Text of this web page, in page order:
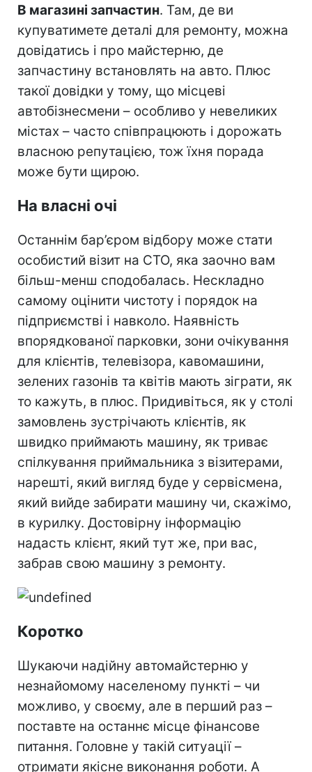
В магазині запчастин. Там, де ви
купуватимете деталі для ремонту, можна
довідатись і про майстерню, де
запчастину встановлять на авто. Плюс
такої довідки у тому, що місцеві
автобізнесмени – особливо у невеликих
містах – часто співпрацюють і дорожать
власною репутацією, тож їхня порада
може бути щирою.
На власні очі
Останнім бар’єром відбору може стати
особистий візит на СТО, яка заочно вам
більш-менш сподобалась. Нескладно
самому оцінити чистоту і порядок на
підприємстві і навколо. Наявність
впорядкованої парковки, зони очікування
для клієнтів, телевізора, кавомашини,
зелених газонів та квітів мають зіграти, як
то кажуть, в плюс. Придивіться, як у столі
замовлень зустрічають клієнтів, як
швидко приймають машину, як триває
спілкування приймальника з візитерами,
нарешті, який вигляд буде у сервісмена,
який вийде забирати машину чи, скажімо,
в курилку. Достовірну інформацію
надасть клієнт, який тут же, при вас,
забрав свою машину з ремонту.
Коротко
Шукаючи надійну автомайстерню у
незнайомому населеному пункті – чи
можливо, у своєму, але в перший раз –
поставте на останнє місце фінансове
питання. Головне у такій ситуації –
отримати якісне виконання роботи. А